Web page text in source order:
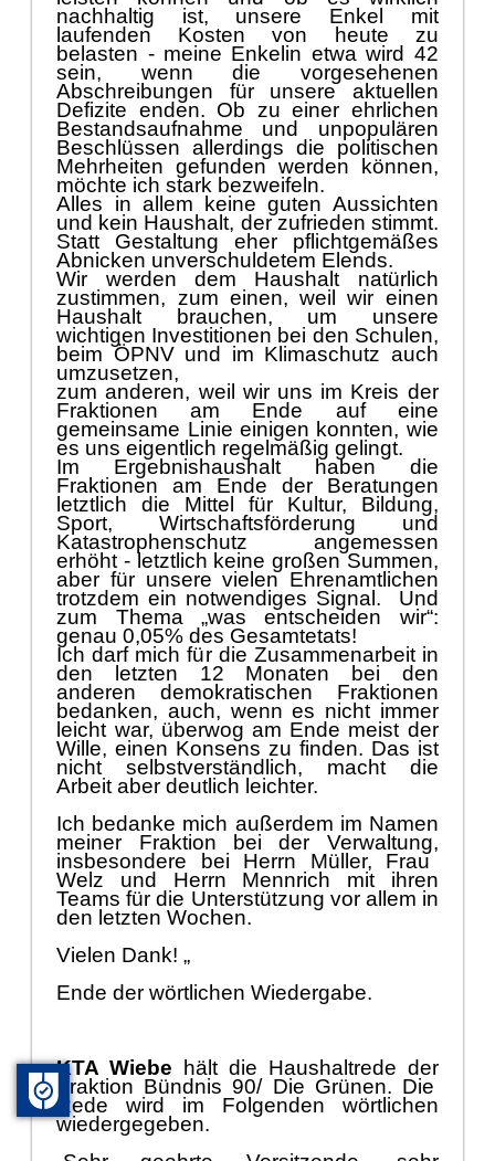
nachhaltig ist, unsere Enkel mit
laufenden Kosten von heute zu
belasten - meine Enkelin etwa wird 42
sein, wenn die vorgesehenen
Abschreibungen für unsere aktuellen
Defizite enden. Ob zu einer ehrlichen
Bestandsaufnahme und unpopulären
Besch lüssen allerdings die politischen
Mehrheiten gefunden werden können,
möchte ich stark bezweifeln.
Alles in allem keine guten Aussichten
und kein Haushalt, der zufrieden stimmt.
Statt Gestaltung eher pflichtgemäßes
Abnicken unverschuldetem Elends.
Wir werden dem Haushalt natürlich
zustimmen, zum einen, weil wir einen
Haushalt brauchen, um unsere
wichtigen Investitionen bei den Schulen,
beim ÖPNV und im Klimaschutz auch
umzusetzen,
zum anderen, weil wir uns im Kreis der
Fraktionen am Ende auf eine
gemeinsame Linie einigen konnten, wie
es uns eigentlich regelmäßig gelingt.
Im Ergebnishaushalt haben die
Fraktionen am Ende der Beratungen
letztlich die Mittel für Kultur, Bildung,
Sport, Wirtschaftsförderung und
Katastrophenschutz angemessen
erhöht - letztlich keine großen Summen,
aber für unsere vielen Ehrenamtlichen
trotzdem ein notwendiges Signal.
Und
zum Thema „was entscheiden wir“:
genau 0,05% des Gesamtetats!
Ich darf mich für die Zusammenarbeit in
den letzten 12 Monaten bei den
anderen demokratischen Fraktionen
bedanken, auch, wenn es nicht immer
leicht war, überwog am Ende meist der
Wille, einen Konsens zu finden. Das ist
nicht selbstverständlich, macht die
Arbeit aber deutlich leichter.
Ich bedanke mich außerdem im Namen
meiner Fraktion bei der Verwaltung,
insbesondere bei Herrn Mü ller, Frau
Welz und Herrn Mennrich mit ihren
Teams für die Unterstützung vor allem in
den letzten Wochen.
Vielen Dank! „
Ende der wörtlichen Wiedergabe.
KTA Wiebe hält die Haushaltrede der
Fraktion Bündnis 90/ Die Grünen. Die
Rede wird im Folgenden wörtlichen
wiedergegeben.